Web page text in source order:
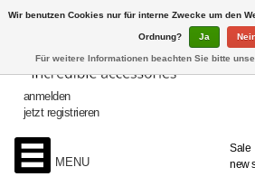
Sale
new
anmelden
jetzt registrieren
MENU
Wir benutzen Cookies nur für interne Zwecke um den
Ordnung? Ja
Für weitere Informationen beachten Sie bitte